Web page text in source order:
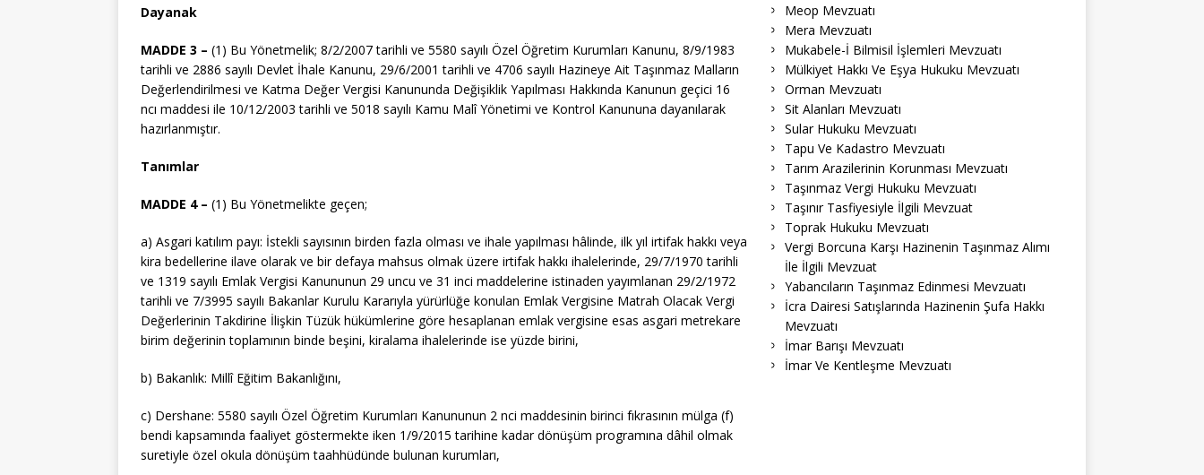
Dayanak
MADDE 3 – (1) Bu Yönetmelik; 8/2/2007 tarihli ve 5580 sayılı Özel Öğretim Kurumları Kanunu, 8/9/1983
tarihli ve 2886 sayılı Devlet İhale Kanunu, 29/6/2001 tarihli ve 4706 sayılı Hazineye Ait Taşınmaz Malların
Değerlendirilmesi ve Katma Değer Vergisi Kanununda Değişiklik Yapılması Hakkında Kanunun geçici 16
ncı maddesi ile 10/12/2003 tarihli ve 5018 sayılı Kamu Malî Yönetimi ve Kontrol Kanununa dayanılarak
hazırlanmıştır.
Tanımlar
MADDE 4 – (1) Bu Yönetmelikte geçen;
a) Asgari katılım payı: İstekli sayısının birden fazla olması ve ihale yapılması hâlinde, ilk yıl irtifak hakkı veya
kira bedellerine ilave olarak ve bir defaya mahsus olmak üzere irtifak hakkı ihalelerinde, 29/7/1970 tarihli
ve 1319 sayılı Emlak Vergisi Kanununun 29 uncu ve 31 inci maddelerine istinaden yayımlanan 29/2/1972
tarihli ve 7/3995 sayılı Bakanlar Kurulu Kararıyla yürürlüğe konulan Emlak Vergisine Matrah Olacak Vergi
Değerlerinin Takdirine İlişkin Tüzük hükümlerine göre hesaplanan emlak vergisine esas asgari metrekare
birim değerinin toplamının binde beşini, kiralama ihalelerinde ise yüzde birini,
b) Bakanlık: Millî Eğitim Bakanlığını,
c) Dershane: 5580 sayılı Özel Öğretim Kurumları Kanununun 2 nci maddesinin birinci fıkrasının mülga (f)
bendi kapsamında faaliyet göstermekte iken 1/9/2015 tarihine kadar dönüşüm programına dâhil olmak
suretiyle özel okula dönüşüm taahhüdünde bulunan kurumları,
Meop Mevzuatı
Mera Mevzuatı
Mukabele-İ Bilmisil İşlemleri Mevzuatı
Mülkiyet Hakkı Ve Eşya Hukuku Mevzuatı
Orman Mevzuatı
Sit Alanları Mevzuatı
Sular Hukuku Mevzuatı
Tapu Ve Kadastro Mevzuatı
Tarım Arazilerinin Korunması Mevzuatı
Taşınmaz Vergi Hukuku Mevzuatı
Taşınır Tasfiyesiyle İlgili Mevzuat
Toprak Hukuku Mevzuatı
Vergi Borcuna Karşı Hazinenin Taşınmaz Alımı
İle İlgili Mevzuat
Yabancıların Taşınmaz Edinmesi Mevzuatı
İcra Dairesi Satışlarında Hazinenin Şufa Hakkı
Mevzuatı
İmar Barışı Mevzuatı
İmar Ve Kentleşme Mevzuatı